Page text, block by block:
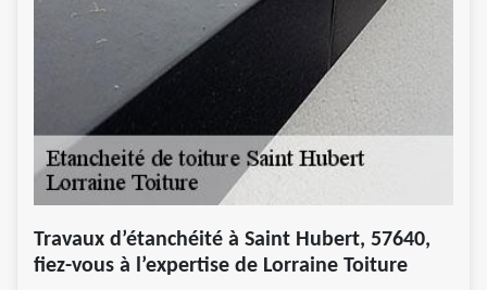
Travaux d’étanchéité à Saint Hubert, 57640,
fiez-vous à l’expertise de Lorraine Toiture